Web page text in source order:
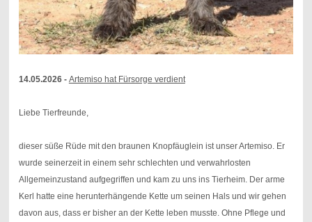
14.05.2026 - Artemiso hat Fürsorge verdient
Liebe Tierfreunde,
dieser süße Rüde mit den braunen Knopfäuglein ist unser Artemiso. Er
wurde seinerzeit in einem sehr schlechten und verwahrlosten
Allgemeinzustand aufgegriffen und kam zu uns ins Tierheim. Der arme
Kerl hatte eine herunterhängende Kette um seinen Hals und wir gehen
davon aus, dass er bisher an der Kette leben musste. Ohne Pflege und